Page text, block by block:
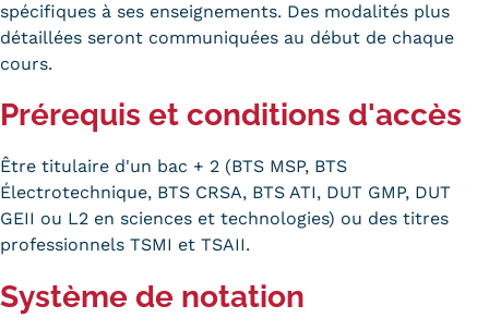
spécifiques à ses enseignements. Des modalités plus
détaillées seront communiquées au début de chaque
cours.
Prérequis et conditions d'accès
Être titulaire d'un bac + 2 (BTS MSP, BTS
Électrotechnique, BTS CRSA, BTS ATI, DUT GMP, DUT
GEII ou L2 en sciences et technologies) ou des titres
professionnels TSMI et TSAII.
Système de notation